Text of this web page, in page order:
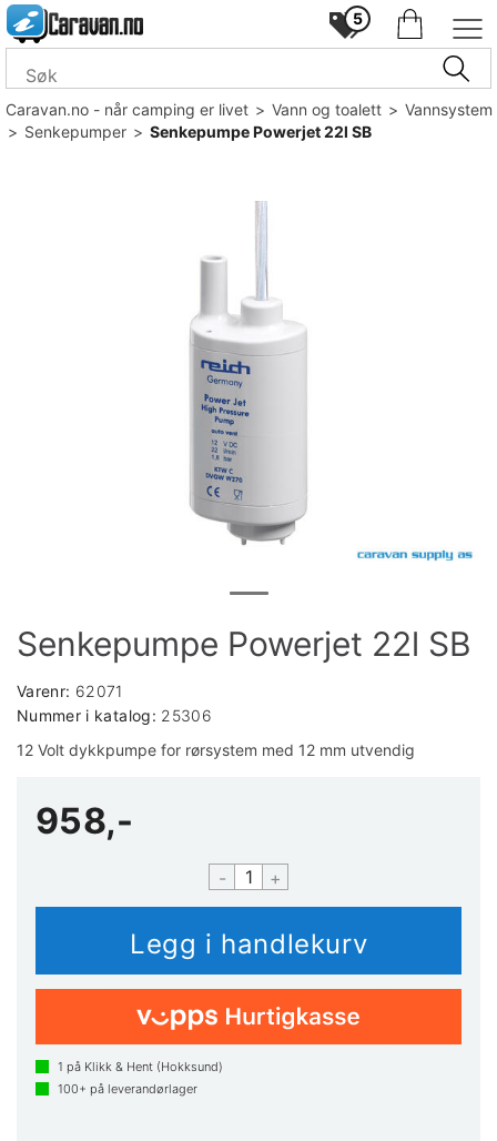
5
Caravan.no - når camping er livet>Vann og toalett>Vannsystem
>Senkepumper>Senkepumpe Powerjet 22l SB
Senkepumpe Powerjet 22l SB
Varenr: 62071
Nummer i katalog: 25306
12 Volt dykkpumpe for rørsystem med 12 mm utvendig
958,-
- +
1 på Klikk & Hent (Hokksund)
100+ på leverandørlager